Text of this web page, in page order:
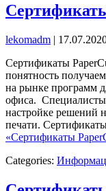
lekomadm |
Сертификаты
понятность
на рынке программ
офиса.
настройке решений
печати.
«Сертификаты
Categories: